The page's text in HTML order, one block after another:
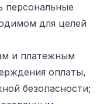
персональные
для целей
и платежным
оплаты,
безопасности;